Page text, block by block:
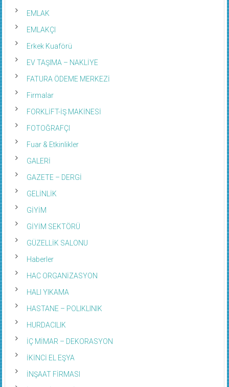
EMLAK
EMLAKÇI
Erkek Kuaförü
EV TAŞIMA – NAKLİYE
FATURA ÖDEME MERKEZİ
Firmalar
FORKLİFT-İŞ MAKİNESİ
FOTOĞRAFÇI
Fuar & Etkinlikler
GALERİ
GAZETE – DERGİ
GELİNLİK
GİYİM
GİYİM SEKTÖRÜ
GÜZELLİK SALONU
Haberler
HAC ORGANİZASYON
HALI YIKAMA
HASTANE – POLIKLINIK
HURDACILIK
İÇ MİMAR – DEKORASYON
İKİNCİ EL EŞYA
İNŞAAT FİRMASI